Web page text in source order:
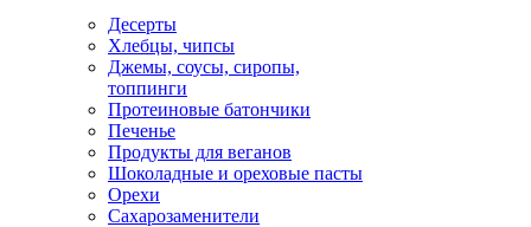
Десерты
Хлебцы, чипсы
Джемы, соусы, сиропы,
топпинги
Протеиновые батончики
Печенье
Продукты для веганов
Шоколадные и ореховые пасты
Орехи
Сахарозаменители